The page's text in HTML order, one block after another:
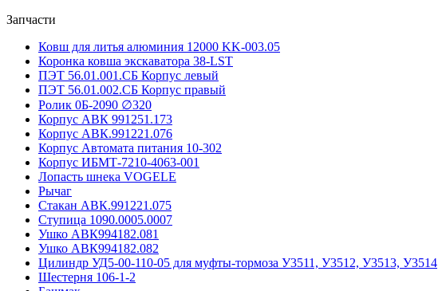
Запчасти
Ковш для литья алюминия 12000 KK-003.05
Коронка ковша экскаватора 38-LST
ПЭТ 56.01.001.СБ Корпус левый
ПЭТ 56.01.002.СБ Корпус правый
Ролик 0Б-2090 ∅320
Корпус АВК 991251.173
Корпус АВК.991221.076
Корпус Автомата питания 10-302
Корпус ИБМТ-7210-4063-001
Лопасть шнека VOGELE
Рычаг
Стакан АВК.991221.075
Ступица 1090.0005.0007
Ушко АВК994182.081
Ушко АВК994182.082
Цилиндр УД5-00-110-05 для муфты-тормоза У3511, У3512, У3513, У3514
Шестерня 106-1-2